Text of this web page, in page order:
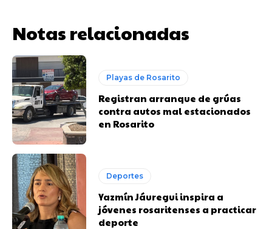
Notas relacionadas
Playas de Rosarito
Registran arranque de grúas
contra autos mal estacionados
en Rosarito
Deportes
Yazmín Jáuregui inspira a
jóvenes rosaritenses a practicar
deporte